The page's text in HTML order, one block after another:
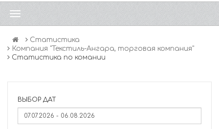
Статистика
Компания "Текстиль-Ангара, торговая компания"
Статистика по комании
ВЫБОР ДАТ